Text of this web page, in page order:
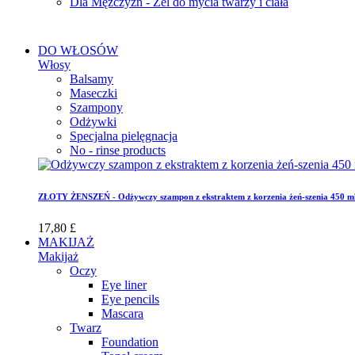
DO WŁOSÓW
Włosy
Balsamy
Maseczki
Szampony
Odżywki
Specjalna pielęgnacja
No - rinse products
ZŁOTY ŻENSZEŃ - Odżywczy szampon z ekstraktem z korzenia żeń-szenia 450
17,80 £
MAKIJAŻ
Makijaż
Oczy
Eye liner
Eye pencils
Mascara
Twarz
Foundation